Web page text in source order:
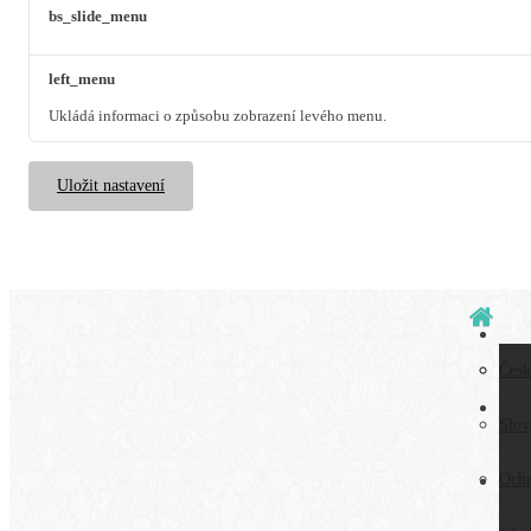
bs_slide_menu
left_menu
Ukládá informaci o způsobu zobrazení levého menu.
Uložit nastavení